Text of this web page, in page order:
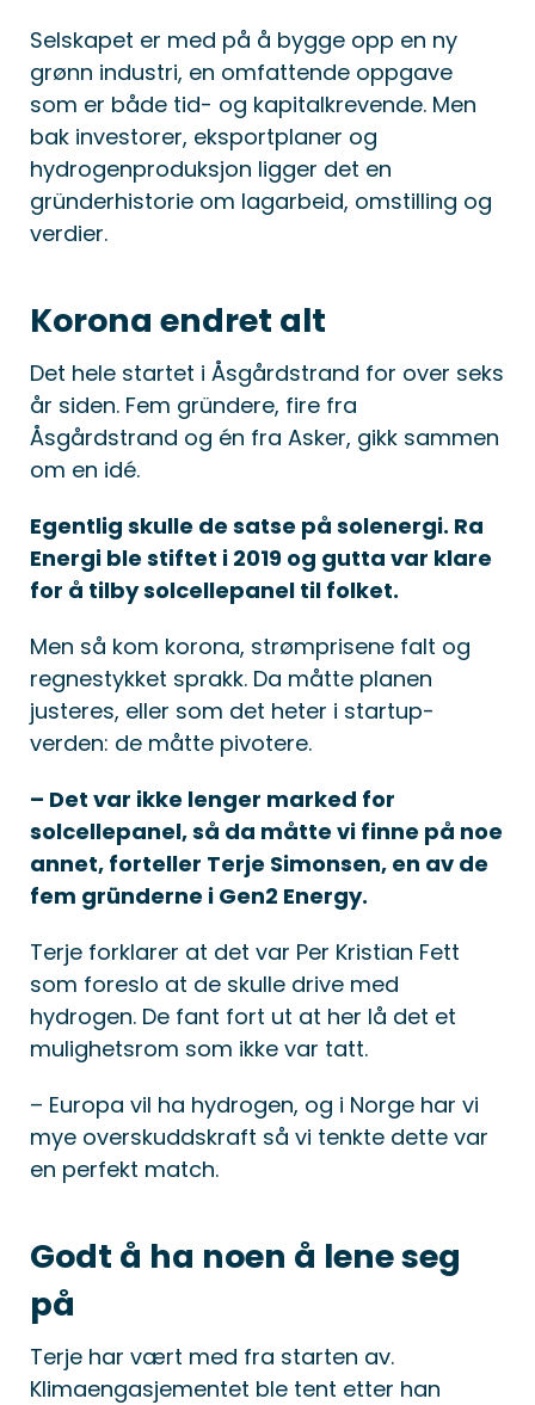
Selskapet er med på å bygge opp en ny
grønn industri, en omfattende oppgave
som er både tid- og kapitalkrevende. Men
bak investorer, eksportplaner og
hydrogenproduksjon ligger det en
gründerhistorie om lagarbeid, omstilling og
verdier.
Korona endret alt
Det hele startet i Åsgårdstrand for over seks
år siden. Fem gründere, fire fra
Åsgårdstrand og én fra Asker, gikk sammen
om en idé.
Egentlig skulle de satse på solenergi. Ra
Energi ble stiftet i 2019 og gutta var klare
for å tilby solcellepanel til folket.
Men så kom korona, strømprisene falt og
regnestykket sprakk. Da måtte planen
justeres, eller som det heter i startup-
verden: de måtte pivotere.
– Det var ikke lenger marked for
solcellepanel, så da måtte vi finne på noe
annet, forteller Terje Simonsen, en av de
fem gründerne i Gen2 Energy.
Terje forklarer at det var Per Kristian Fett
som foreslo at de skulle drive med
hydrogen. De fant fort ut at her lå det et
mulighetsrom som ikke var tatt.
– Europa vil ha hydrogen, og i Norge har vi
mye overskuddskraft så vi tenkte dette var
en perfekt match.
Godt å ha noen å lene seg
på
Terje har vært med fra starten av.
Klimaengasjementet ble tent etter han